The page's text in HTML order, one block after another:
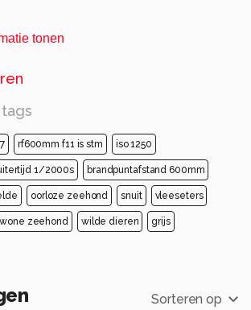
tonen
rf600mm f11 is stm iso 1250
1/2000s brandpuntafstand 600mm
oorloze zeehond snuit vleeseters
zeehond wilde dieren grijs
Sorteren op